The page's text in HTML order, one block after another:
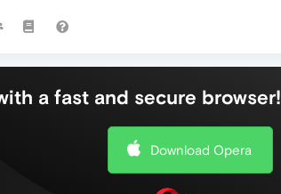
a fast and secure browser!
Download Opera